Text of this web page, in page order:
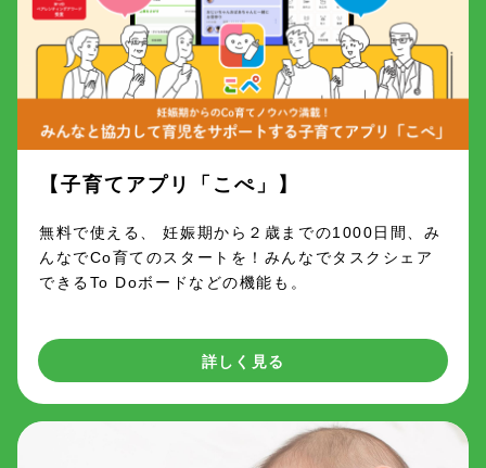
【子育てアプリ「こぺ」】
無料で使える、 妊娠期から２歳までの1000日間、み
んなでCo育てのスタートを！みんなでタスクシェア
できるTo Doボードなどの機能も。
詳しく見る